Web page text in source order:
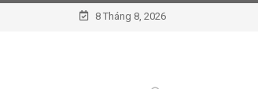
8 Tháng 8, 2026